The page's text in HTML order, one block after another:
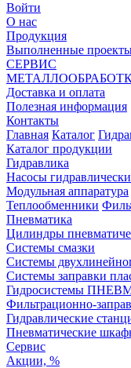
Войти
О нас
Продукция
Выполненные
СЕРВИС
Доставка и оплата
Полезная информация
Контакты
Главная Каталог
Каталог продукции
Гидравлика
Насосы
Модульная аппаратура
Теплообменники
Пневматика
Цилиндры
Системы смазки
Системы
Системы заправки
Гидросистемы
Фильтрационно-
Гидравлические
Пневматические
Сервис
Акции, %